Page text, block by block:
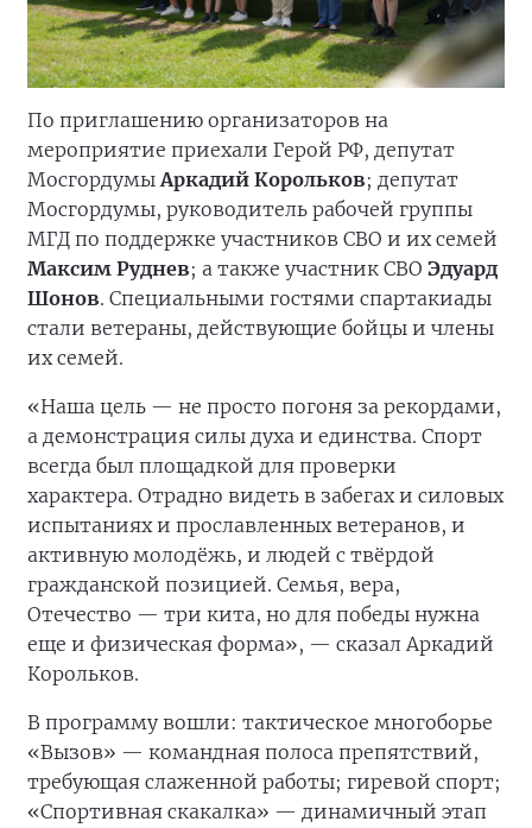
По приглашению организаторов на
мероприятие приехали Герой РФ, депутат
МосгордумыАркадий Корольков; депутат
Мосгордумы, руководитель рабочей группы
МГД по поддержке участников СВО и их семей
Максим Руднев; а также участник СВО Эдуард
Шонов. Специальными гостями спартакиады
стали ветераны, действующие бойцы и члены
их семей.
«Наша цель — не просто погоня за рекордами,
а демонстрация силы духа и единства. Спорт
всегда был площадкой для проверки
характера. Отрадно видеть в забегах и силовых
испытаниях и прославленных ветеранов, и
активную молодёжь, и людей с твёрдой
гражданской позицией. Семья, вера,
Отечество — три кита, но для победы нужна
еще и физическая форма», — сказал Аркадий
Корольков.
В программу вошли: тактическое многоборье
«Вызов» — командная полоса препятствий,
требующая слаженной работы; гиревой спорт;
«Спортивная скакалка» — динамичный этап